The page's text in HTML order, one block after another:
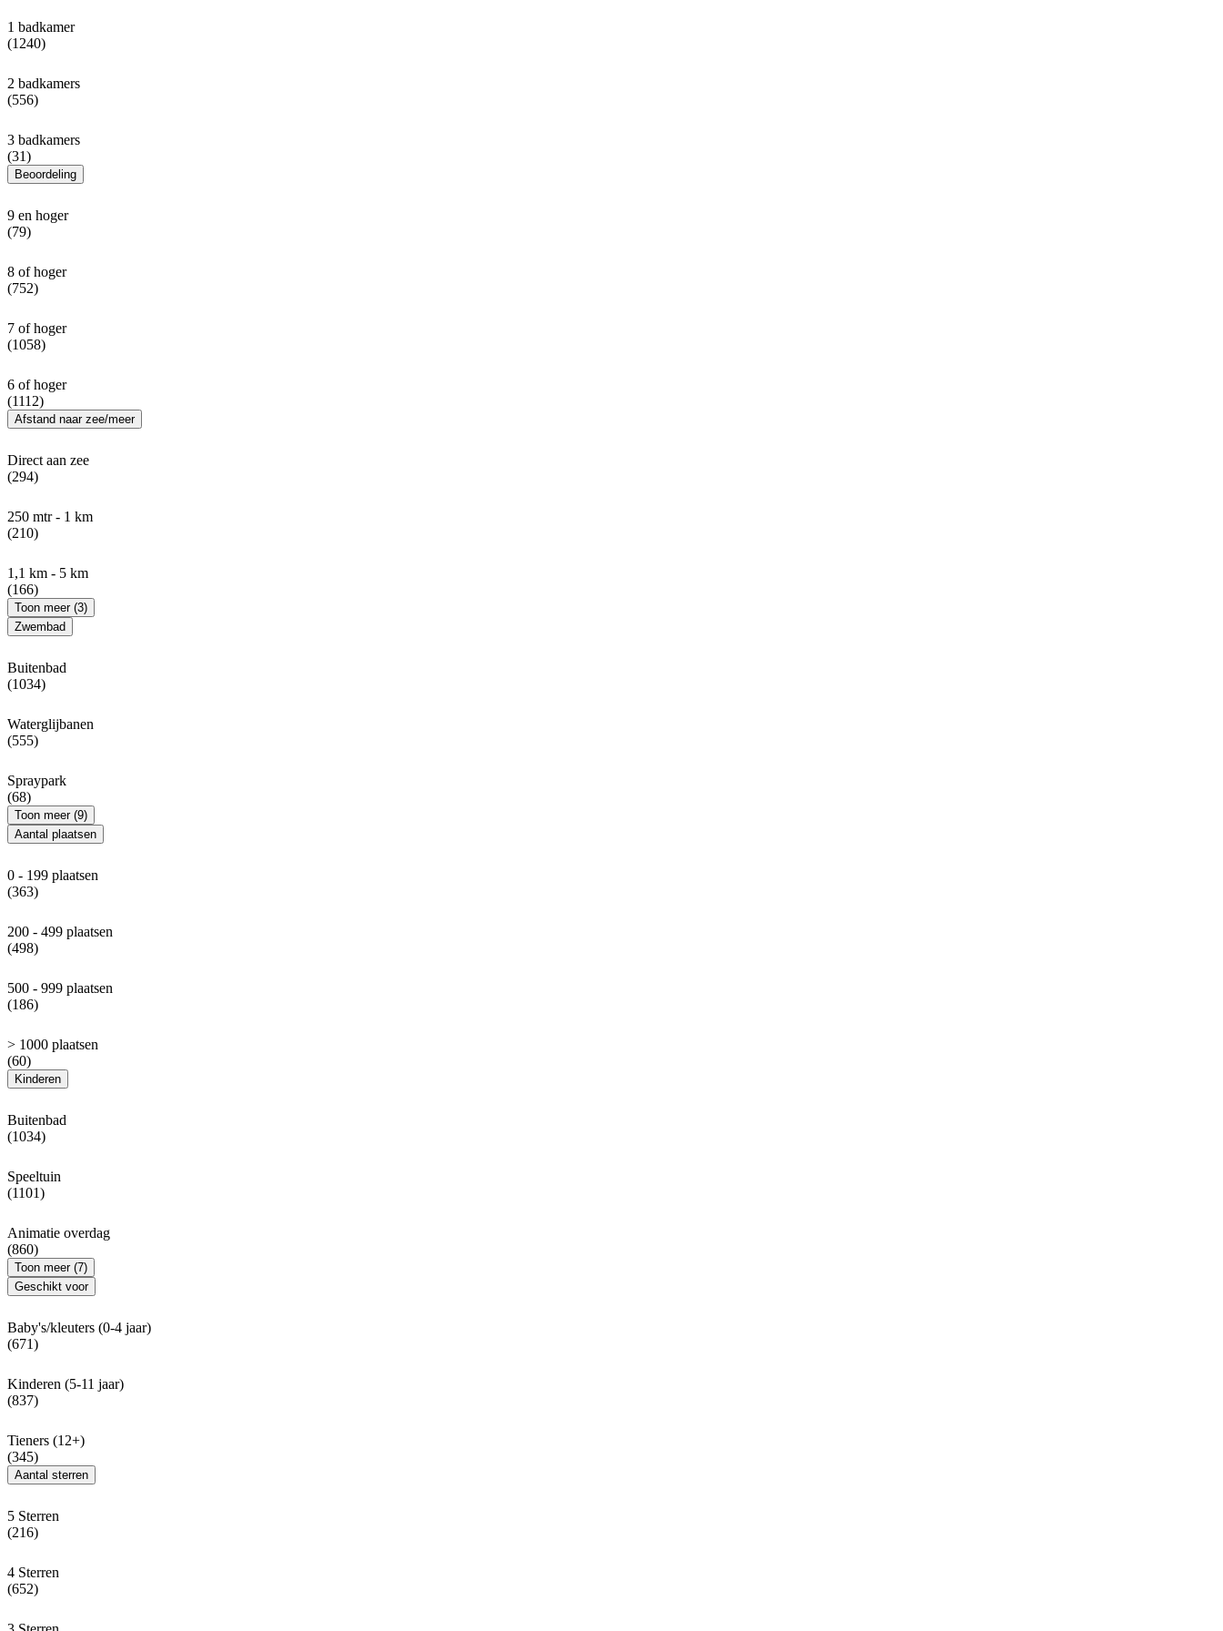
1 badkamer
(1240)
2 badkamers
(556)
3 badkamers
(31)
Beoordeling
9 en hoger
(79)
8 of hoger
(752)
7 of hoger
(1058)
6 of hoger
(1112)
Afstand naar zee/meer
Direct aan zee
(294)
250 mtr - 1 km
(210)
1,1 km - 5 km
(166)
Toon meer (3)
Zwembad
Buitenbad
(1034)
Waterglijbanen
(555)
Spraypark
(68)
Toon meer (9)
Aantal plaatsen
0 - 199 plaatsen
(363)
200 - 499 plaatsen
(498)
500 - 999 plaatsen
(186)
> 1000 plaatsen
(60)
Kinderen
Buitenbad
(1034)
Speeltuin
(1101)
Animatie overdag
(860)
Toon meer (7)
Geschikt voor
Baby's/kleuters (0-4 jaar)
(671)
Kinderen (5-11 jaar)
(837)
Tieners (12+)
(345)
Aantal sterren
5 Sterren
(216)
4 Sterren
(652)